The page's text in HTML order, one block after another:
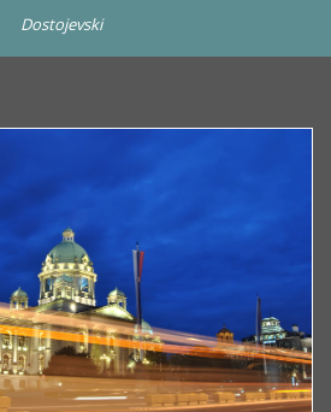
Dostojevski